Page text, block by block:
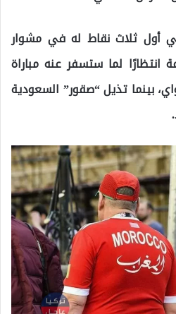
أول ثلاث نقاط له في مشوار
انتظارًا لما ستسفر عنه مباراة
بينما تذيل “صقور” السعودية